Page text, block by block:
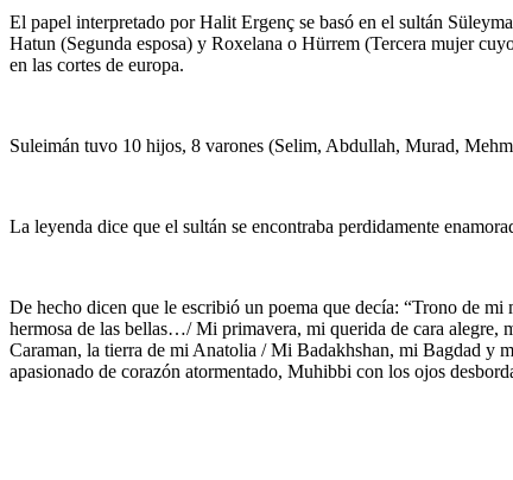
El papel interpretado por Halit Ergenç se basó en el sultán
Hatun (Segunda esposa) y Roxelana o Hürrem (Tercera mujer
en las cortes de europa.
Suleimán tuvo 10 hijos, 8 varones (Selim, Abdullah, Murad,
La leyenda dice que el sultán se encontraba perdidamente
De hecho dicen que le escribió un poema que decía: “Trono de
hermosa de las bellas…/ Mi primavera, mi querida de cara
Caraman, la tierra de mi Anatolia / Mi Badakhshan, mi Bagdad y
apasionado de corazón atormentado, Muhibbi con los ojos